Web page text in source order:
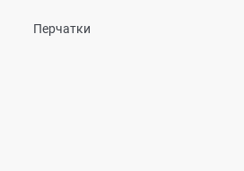
Перчатки